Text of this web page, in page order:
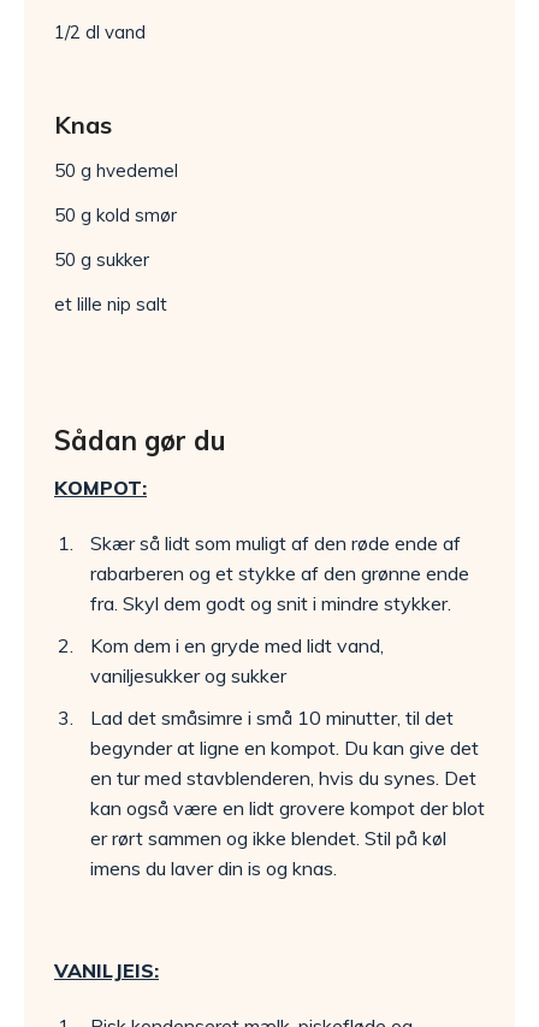
1/2 dl vand
Knas
50 g hvedemel
50 g kold smør
50 g sukker
et lille nip salt
Sådan gør du
KOMPOT:
Skær så lidt som muligt af den røde ende af
rabarberen og et stykke af den grønne ende
fra. Skyl dem godt og snit i mindre stykker.
Kom dem i en gryde med lidt vand,
vaniljesukker og sukker
Lad det småsimre i små 10 minutter, til det
begynder at ligne en kompot. Du kan give det
en tur med stavblenderen, hvis du synes. Det
kan også være en lidt grovere kompot der blot
er rørt sammen og ikke blendet. Stil på køl
imens du laver din is og knas.
VANILJEIS: